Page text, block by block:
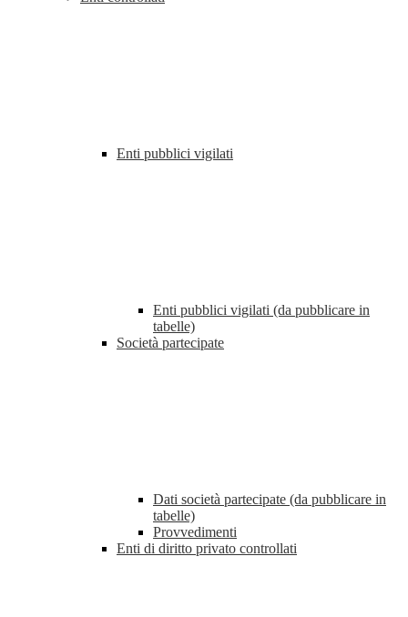
Enti pubblici vigilati
Enti pubblici vigilati (da pubblicare in
tabelle)
Società partecipate
Dati società partecipate (da pubblicare in
tabelle)
Provvedimenti
Enti di diritto privato controllati